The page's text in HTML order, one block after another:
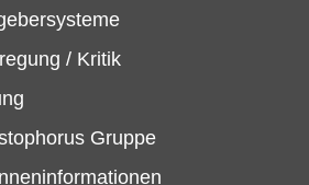
/ Kritik
Gruppe